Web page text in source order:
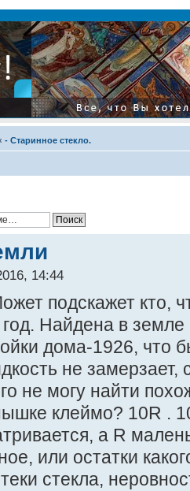
‹ - Старинное стекло.
14:44
подскажет кто,
год. Найдена в
дома-1926, что
не замерзает,
не могу найти
клеймо? 10R .
а R
или остатки
стекла,